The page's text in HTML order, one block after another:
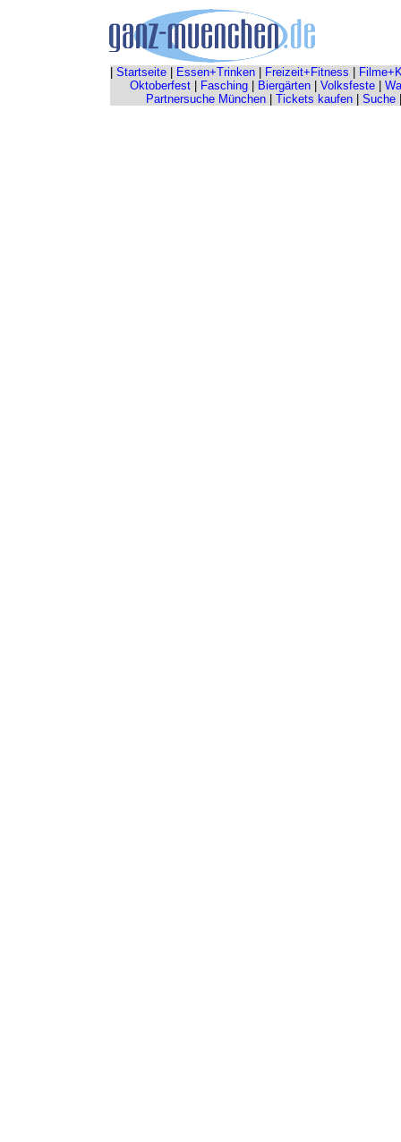
Startseite Essen+Trinken Freizeit+Fitness
Oktoberfest| Fasching| Biergärten| Volksfeste|
Partnersuche München| Tickets kaufen Suche